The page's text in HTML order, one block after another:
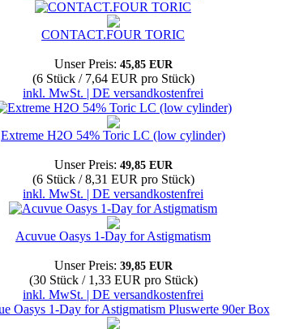
CONTACT.FOUR TORIC
Unser Preis: 45,85 EUR
(6 Stück / 7,64 EUR pro Stück)
inkl. MwSt. | DE versandkostenfrei
Extreme H2O 54% Toric LC (low cylinder)
Unser Preis: 49,85 EUR
(6 Stück / 8,31 EUR pro Stück)
inkl. MwSt. | DE versandkostenfrei
Acuvue Oasys 1-Day for Astigmatism
Unser Preis: 39,85 EUR
(30 Stück / 1,33 EUR pro Stück)
inkl. MwSt. | DE versandkostenfrei